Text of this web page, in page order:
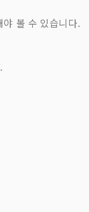
볼 수 있습니다.